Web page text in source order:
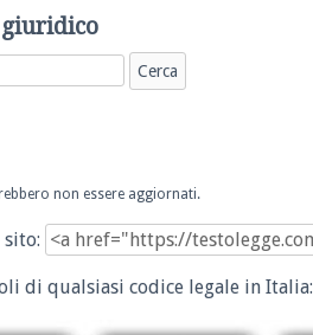
non essere aggiornati.
di qualsiasi codice legale in Italia: